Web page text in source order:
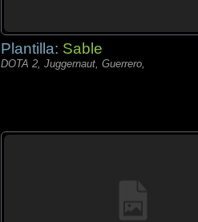
Plantilla: Sable
DOTA 2, Juggernaut, Guerrero,